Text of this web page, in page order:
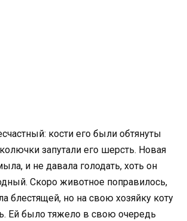
кости его были обтянуты
запутали его шерсть. Новая
и не давала голодать, хоть он
Скоро животное поправилось,
блестящей, но на свою хозяйку коту
Ей было тяжело в свою очередь